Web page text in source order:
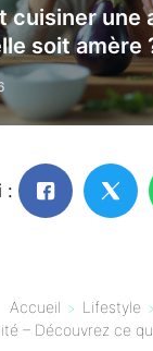
cuisiner une
soit amère
:
Accueil
Lifestyle